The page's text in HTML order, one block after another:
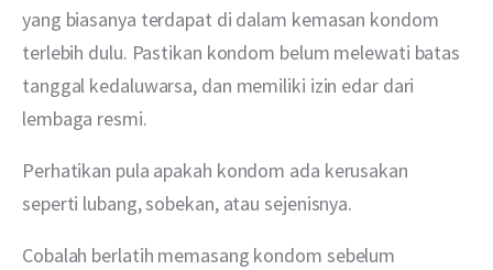
yang biasanya terdapat di dalam kemasan kondom
terlebih dulu. Pastikan kondom belum melewati batas
tanggal kedaluwarsa, dan memiliki izin edar dari
lembaga resmi.
Perhatikan pula apakah kondom ada kerusakan
seperti lubang, sobekan, atau sejenisnya.
Cobalah berlatih memasang kondom sebelum